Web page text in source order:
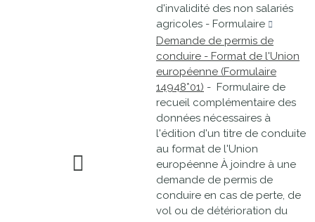
d'invalidité des non salariés
agricoles - Formulaire
Demande de permis de
conduire - Format de l'Union
européenne (Formulaire
14948*01) - Formulaire de
recueil complémentaire des
données nécessaires à
l'édition d'un titre de conduite
au format de l'Union
européenne À joindre à une
demande de permis de
conduire en cas de perte, de
vol ou de détérioration du